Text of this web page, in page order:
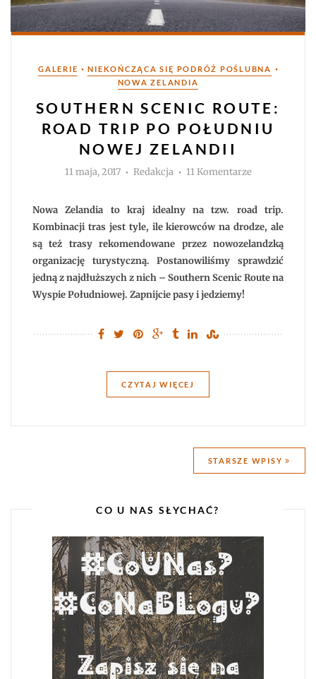
Kategorie
GALERIE • NIEKOŃCZĄCA SIĘ PODRÓŻ POŚLUBNA •
NOWA ZELANDIA
SOUTHERN SCENIC ROUTE:
ROAD TRIP PO POŁUDNIU
NOWEJ ZELANDII
11 maja, 2017 Autor
Redakcja 11 Komentarzedo
road
trip
po
południu
Nowej
Zelandii
Nowa Zelandia to kraj idealny na tzw. road trip.
Kombinacji tras jest tyle, ile kierowców na drodze, ale
są też trasy rekomendowane przez nowozelandzką
organizację turystyczną. Postanowiliśmy sprawdzić
jedną z najdłuższych z nich – Southern Scenic Route na
Wyspie Południowej. Zapnijcie pasy i jedziemy!
CZYTAJ WIĘCEJ
STARSZE WPISY
CO U NAS SŁYCHAĆ?